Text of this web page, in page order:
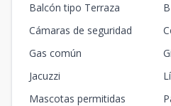
Balcón tipo Terraza
Cámaras de seguridad
Gas común
Jacuzzi
Mascotas permitidas